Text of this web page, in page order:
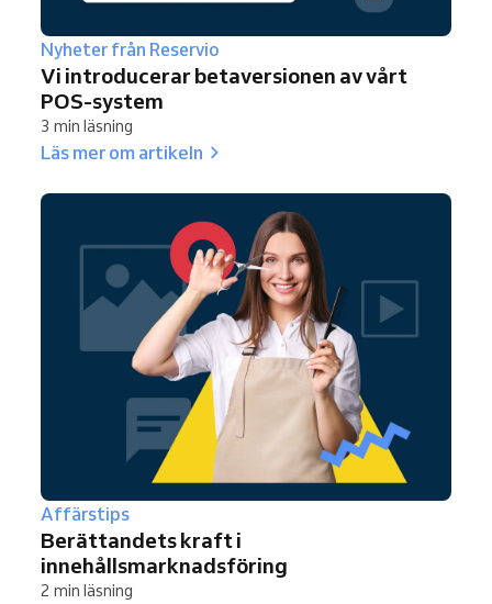
Nyheter från Reservio
Vi introducerar betaversionen av vårt
POS-system
3 min läsning
Läs mer om artikeln
Affärstips
Berättandets kraft i
innehållsmarknadsföring
2 min läsning